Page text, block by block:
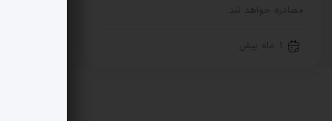
مصادره خواهد شد.
1 ماه پیش